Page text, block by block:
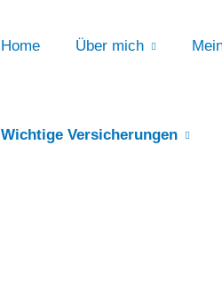
Home Über mich
Wichtige Versicherungen